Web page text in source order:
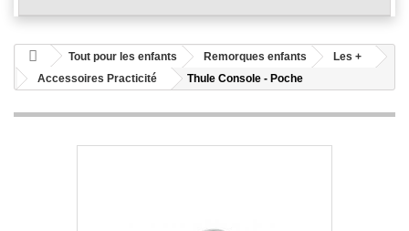
Tout pour les enfants Remorques enfants
Les +
Accessoires Practicité
Thule Console - Poche